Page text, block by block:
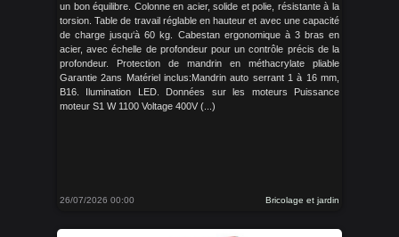
un bon équilibre. Colonne en acier, solide et polie, résistante à la
torsion. Table de travail réglable en hauteur et avec une capacité
de charge jusqu‘à 60 kg. Cabestan ergonomique à 3 bras en
acier, avec échelle de profondeur pour un contrôle précis de la
profondeur. Protection de mandrin en méthacrylate pliable
Garantie 2ans Matériel inclus:Mandrin auto serrant 1 à 16 mm,
B16. Ilumination LED. Données sur les moteurs Puissance
moteur S1 W 1100 Voltage 400V (...)
26/07/2026 00:00 Bricolage et jardin